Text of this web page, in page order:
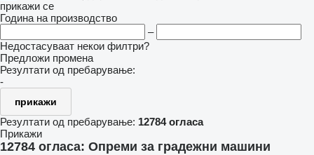
прикажи се
Година на производство
–
Недостасуваат некои филтри?
Предложи промена
Резултати од пребарување:
-
прикажи
Резултати од пребарување: 12784 огласа
Прикажи
12784 огласа: Опреми за градежни машини